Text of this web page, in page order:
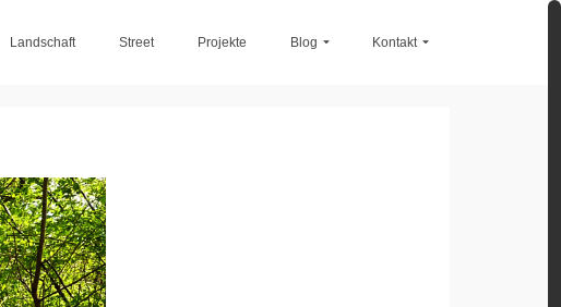
Landschaft Street Projekte Blog Kontakt